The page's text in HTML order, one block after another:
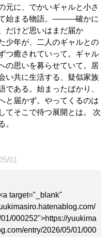
元に、でかいギャルと小さ
始まる物語。―――確かに
だけど思いはまだ届か
年が、二人のギャルとの
つ癒されていって。ギャル
の思いを募らせていて。居
い共に生活する、疑似家族
である。始まったばかり、
と届かず。やってくるのは
てそこで待つ展開とは。 次
。
01
target="_blank"
000252">https://yuukima
entry/2026/05/01/000